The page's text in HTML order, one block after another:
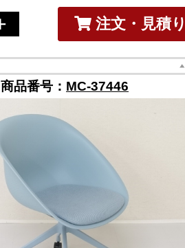
注文・見積
商品番号： MC-37446